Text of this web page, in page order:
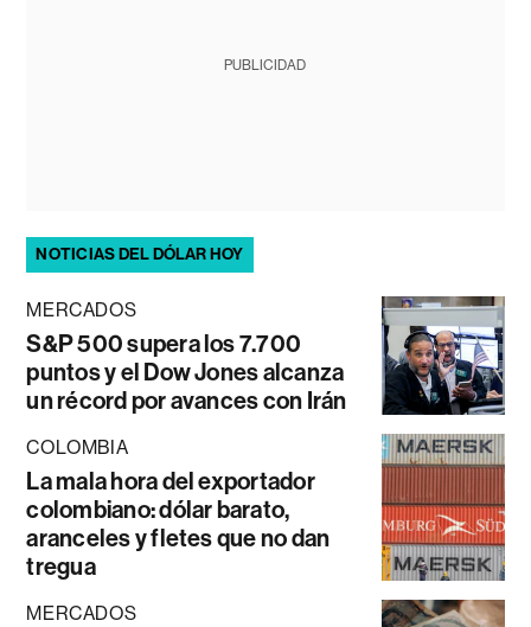
PUBLICIDAD
NOTICIAS DEL DÓLAR HOY
MERCADOS
S&P 500 supera los 7.700
puntos y el Dow Jones alcanza
un récord por avances con Irán
COLOMBIA
La mala hora del exportador
colombiano: dólar barato,
aranceles y fletes que no dan
tregua
MERCADOS